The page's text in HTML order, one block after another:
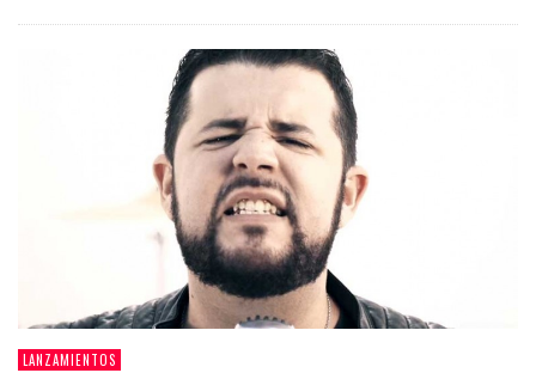
LANZAMIENTOS